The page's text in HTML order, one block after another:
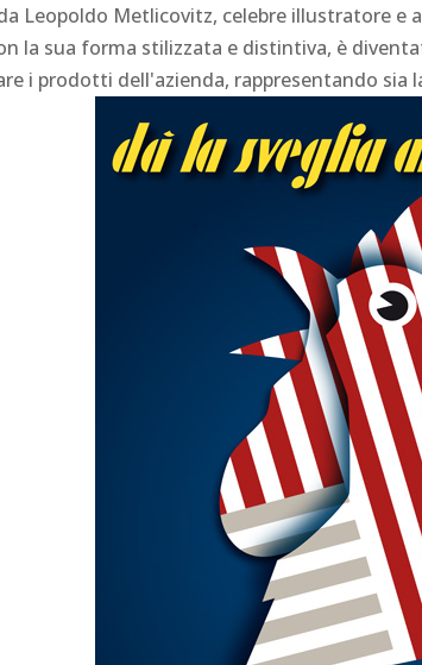
Leopoldo Metlicovitz, celebre illustratore
la sua forma stilizzata e distintiva, è
i prodotti dell'azienda, rappresentando sia